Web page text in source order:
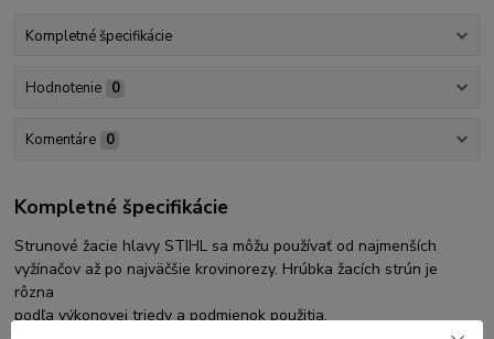
Kompletné špecifikácie
Hodnotenie 0
Komentáre 0
Kompletné špecifikácie
Strunové žacie hlavy STIHL sa môžu používať od najmenších
vyžínačov až po najväčšie krovinorezy. Hrúbka žacích strún je
rôzna
podľa výkonovej triedy a podmienok použitia.